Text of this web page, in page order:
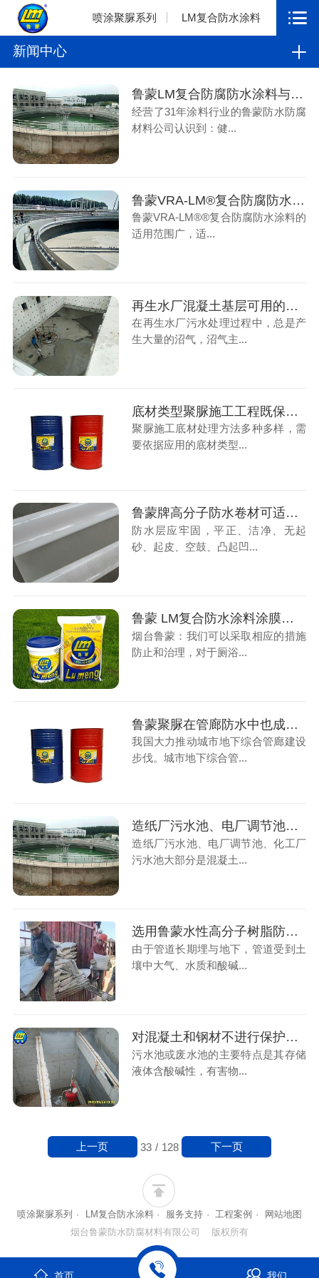
喷涂聚脲系列 LM复合防水涂料
新闻中心
鲁蒙LM复合防腐防水涂料与混凝土基层附着性能好
经营了31年涂料行业的鲁蒙防水防腐
材料公司认识到：健...
鲁蒙VRA-LM®复合防腐防水涂料的适用范围广
鲁蒙VRA-LM®®复合防腐防水涂料的
适用范围广，适...
再生水厂混凝土基层可用的鲁蒙VRA-LM®复合防腐防水涂料
在再生水厂污水处理过程中，总是产
生大量的沼气，沼气主...
底材类型聚脲施工工程既保证质量又经济可行
聚脲施工底材处理方法多种多样，需
要依据应用的底材类型...
鲁蒙牌高分子防水卷材可适用于工业与建筑业的各种屋面防水
防水层应牢固，平正、洁净、无起
砂、起皮、空鼓、凸起凹...
鲁蒙 LM复合防水涂料涂膜防水层与原防水层搭接封严
烟台鲁蒙：我们可以采取相应的措施
防止和治理，对于厕浴...
鲁蒙聚脲在管廊防水中也成为选择防水的好材料
我国大力推动城市地下综合管廊建设
步伐。城市地下综合管...
造纸厂污水池、电厂调节池、化工厂污水池鲁蒙LM牌复合防腐防水涂料
造纸厂污水池、电厂调节池、化工厂
污水池大部分是混凝土...
选用鲁蒙水性高分子树脂防腐涂料涂刷在管道上
由于管道长期埋与地下，管道受到土
壤中大气、水质和酸碱...
对混凝土和钢材不进行保护，这些污水将对混凝土和钢材具有腐蚀作用
污水池或废水池的主要特点是其存储
液体含酸碱性，有害物...
33 / 128
上一页 下一页
喷涂聚脲系列 · LM复合防水涂料 · 服务支持 · 工程案例 ·
网站地图
烟台鲁蒙防水防腐材料有限公司 版权所有
首页 我们